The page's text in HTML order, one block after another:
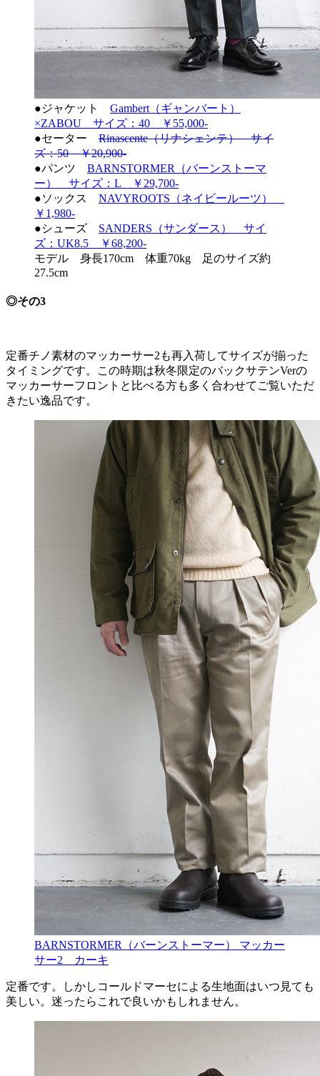
●ジャケット Gambert（ギャンバート）
×ZABOU サイズ：40 ￥55,000-
●セーター Rinascente（リナシェンテ） サイ
ズ：50 ￥20,900-
●パンツ BARNSTORMER（バーンストーマ
ー） サイズ：L ￥29,700-
●ソックス NAVYROOTS（ネイビールーツ）
￥1,980-
●シューズ SANDERS（サンダース） サイ
ズ：UK8.5 ￥68,200-
モデル 身長170cm 体重70kg 足のサイズ約
27.5cm
◎その3
定番チノ素材のマッカーサー2も再入荷してサイズが揃った
タイミングです。この時期は秋冬限定のバックサテンVerの
マッカーサーフロントと比べる方も多く合わせてご覧いただ
きたい逸品です。
BARNSTORMER（バーンストーマー） マッカー
サー2 カーキ
定番です。しかしコールドマーセによる生地面はいつ見ても
美しい。迷ったらこれで良いかもしれません。